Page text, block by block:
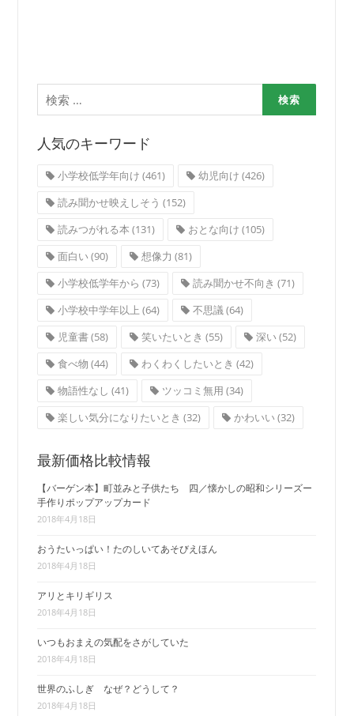
検
索:
人気のキーワード
小学校低学年向け (461) 幼児向け (426)
読み聞かせ映えしそう (152)
読みつがれる本 (131) おとな向け (105)
面白い(90) 想像力 (81)
小学校低学年から (73) 読み聞かせ不向き (71)
小学校中学年以上 (64) 不思議(64)
児童書(58) 笑いたいとき (55) 深い(52)
食べ物 (44) わくわくしたいとき (42)
物語性なし (41) ツッコミ無用 (34)
楽しい気分になりたいとき (32) かわいい(32)
最新価格比較情報
【バーゲン本】町並みと子供たち 四／懐かしの昭和シリーズー
手作りポップアップカード
2018年4月18日
おうたいっぱい！たのしいてあそびえほん
2018年4月18日
アリとキリギリス
2018年4月18日
いつもおまえの気配をさがしていた
2018年4月18日
世界のふしぎ なぜ？どうして？
2018年4月18日